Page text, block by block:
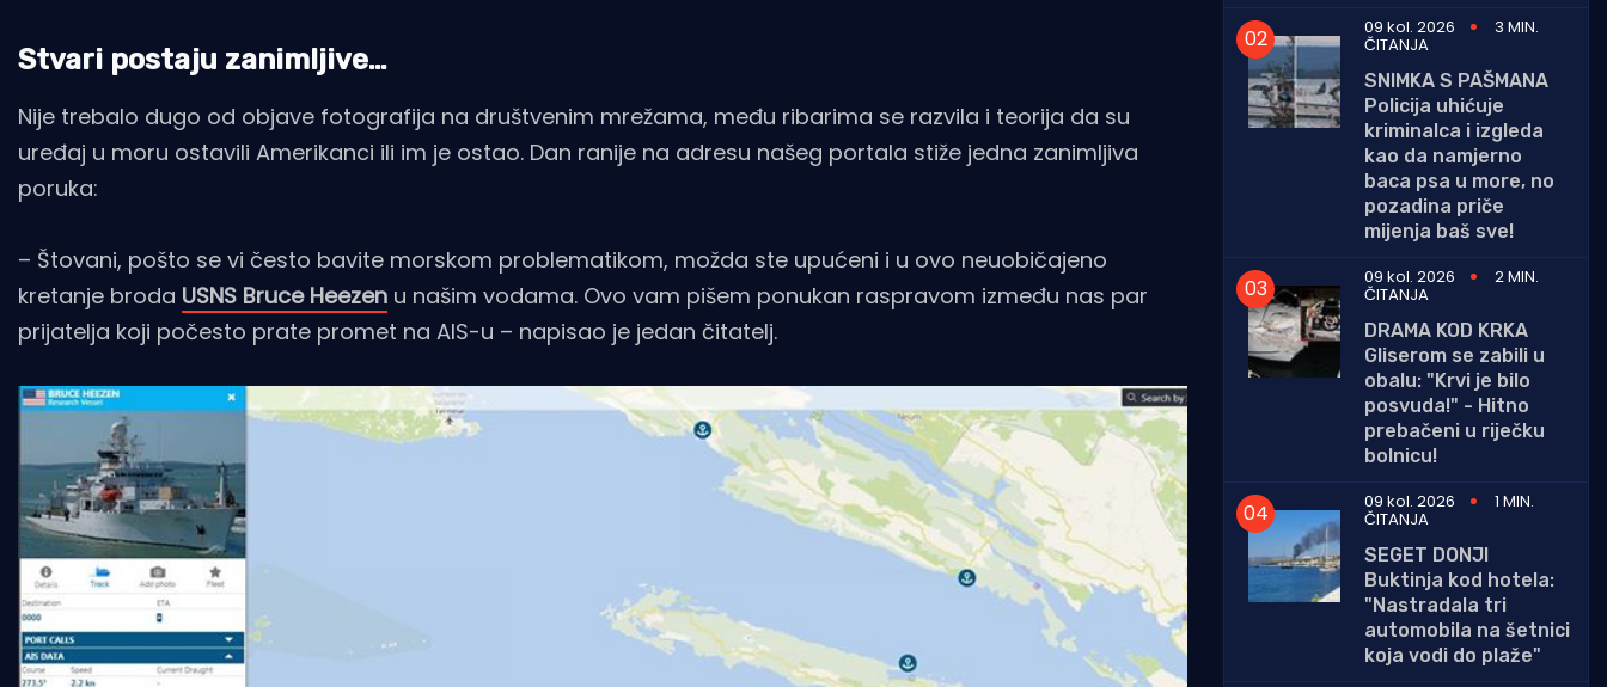
Stvari postaju zanimljive…
Nije trebalo dugo od objave fotografija na društvenim mrežama, među ribarima se razvila i teorija da su
uređaj u moru ostavili Amerikanci ili im je ostao. Dan ranije na adresu našeg portala stiže jedna zanimljiva
poruka:
– Štovani, pošto se vi često bavite morskom problematikom, možda ste upućeni i u ovo neuobičajeno
kretanje broda USNS Bruce Heezen u našim vodama. Ovo vam pišem ponukan raspravom između nas par
prijatelja koji počesto prate promet na AIS-u – napisao je jedan čitatelj.
09 kol. 2026
3 MIN.
ČITANJA
SNIMKA S PAŠMANA
Policija uhićuje
kriminalca i izgleda
kao da namjerno
baca psa u more, no
pozadina priče
mijenja baš sve!
09 kol. 2026
2 MIN.
ČITANJA
DRAMA KOD KRKA
Gliserom se zabili u
obalu: "Krvi je bilo
posvuda!" - Hitno
prebačeni u riječku
bolnicu!
09 kol. 2026
1 MIN.
ČITANJA
SEGET DONJI
Buktinja kod hotela:
"Nastradala tri
automobila na šetnici
koja vodi do plaže"